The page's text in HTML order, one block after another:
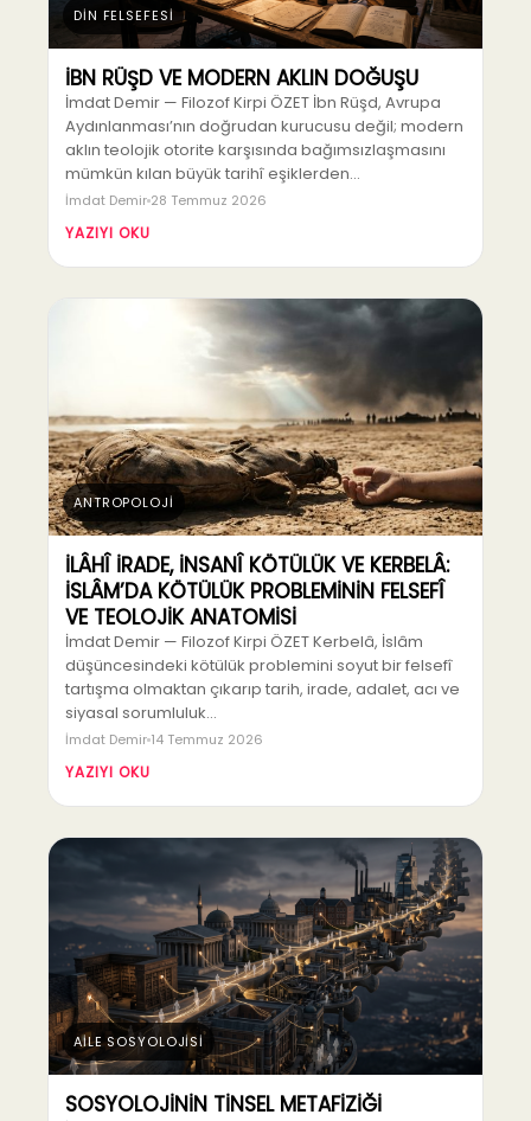
DİN FELSEFESİ
İBN RÜŞD VE MODERN AKLIN DOĞUŞU
İmdat Demir — Filozof Kirpi ÖZET İbn Rüşd, Avrupa
Aydınlanması’nın doğrudan kurucusu değil; modern
aklın teolojik otorite karşısında bağımsızlaşmasını
mümkün kılan büyük tarihî eşiklerden…
İmdat Demir 28 Temmuz 2026
YAZIYI OKU
ANTROPOLOJİ
İLÂHÎ İRADE, İNSANÎ KÖTÜLÜK VE KERBELÂ:
İSLÂM’DA KÖTÜLÜK PROBLEMİNİN FELSEFÎ
VE TEOLOJİK ANATOMİSİ
İmdat Demir — Filozof Kirpi ÖZET Kerbelâ, İslâm
düşüncesindeki kötülük problemini soyut bir felsefî
tartışma olmaktan çıkarıp tarih, irade, adalet, acı ve
siyasal sorumluluk…
İmdat Demir 14 Temmuz 2026
YAZIYI OKU
AİLE SOSYOLOJİSİ
SOSYOLOJİNİN TİNSEL METAFİZİĞİ